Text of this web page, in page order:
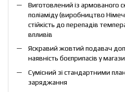
Виготовлений із армованого
поліаміду (виробництво
стійкість до перепадів
впливів
Яскравий жовтий подавач
наявність боєприпасів у
Сумісний зі стандартними
заряджання